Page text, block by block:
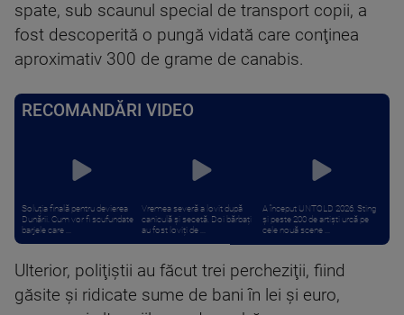
spate, sub scaunul special de transport copii, a
fost descoperită o pungă vidată care conţinea
aproximativ 300 de grame de canabis.
RECOMANDĂRI VIDEO
Soluția finală pentru devierea
Dunării. Cum vor fi scufundate
barjele care ...
Vremea severă a lovit după
caniculă și secetă. Doi bărbați
au fost loviți de ...
A început UNTOLD 2026. Sting
și peste 200 de artiști urcă pe
cele nouă scene ...
Ulterior, poliţiştii au făcut trei percheziţii, fiind
găsite şi ridicate sume de bani în lei şi euro,